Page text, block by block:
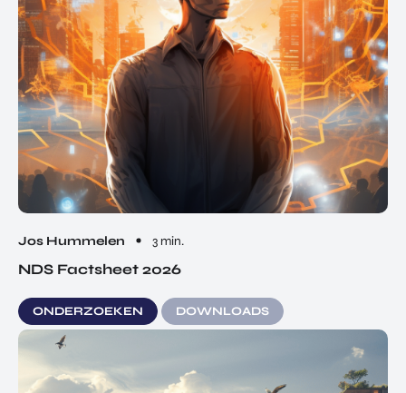
Jos Hummelen 3 min.
NDS Factsheet 2026
ONDERZOEKEN DOWNLOADS